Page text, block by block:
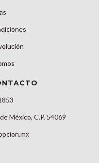
México, C.P. 54069